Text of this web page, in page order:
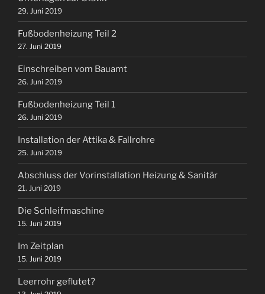
29. Juni 2019
Fußbodenheizung Teil 2
27. Juni 2019
Einschreiben vom Bauamt
26. Juni 2019
Fußbodenheizung Teil 1
26. Juni 2019
Installation der Attika & Fallrohre
25. Juni 2019
Abschluss der Vorinstallation Heizung & Sanitär
21. Juni 2019
Die Schleifmaschine
15. Juni 2019
Im Zeitplan
15. Juni 2019
Leerrohr geflutet?